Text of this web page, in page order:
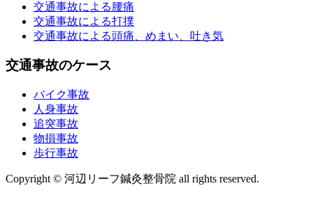
交通事故による腰痛
交通事故による打撲
交通事故による頭痛、めまい、吐き気
交通事故のケース
バイク事故
人身事故
追突事故
物損事故
歩行事故
Copyright © 河辺リーフ鍼灸整骨院 all rights reserved.